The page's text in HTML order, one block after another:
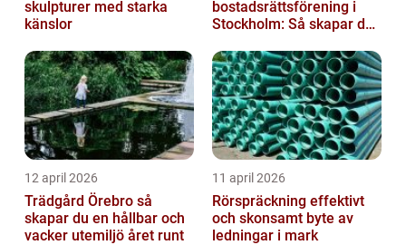
skulpturer med starka
känslor
bostadsrättsförening i
Stockholm: Så skapar du
trapphus...
12 april 2026
Trädgård Örebro så
skapar du en hållbar och
vacker utemiljö året runt
11 april 2026
Rörspräckning effektivt
och skonsamt byte av
ledningar i mark